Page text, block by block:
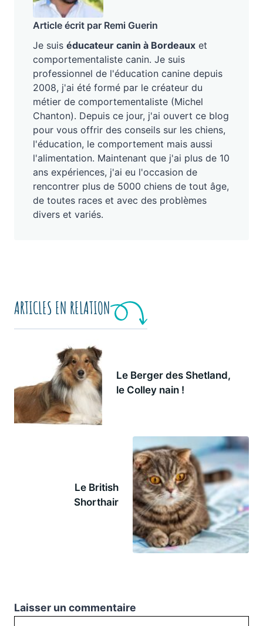
Article écrit par Remi Guerin
Je suis éducateur canin à Bordeaux et
comportementaliste canin. Je suis
professionnel de l'éducation canine depuis
2008, j'ai été formé par le créateur du
métier de comportementaliste (Michel
Chanton). Depuis ce jour, j'ai ouvert ce blog
pour vous offrir des conseils sur les chiens,
l'éducation, le comportement mais aussi
l'alimentation. Maintenant que j'ai plus de 10
ans expériences, j'ai eu l'occasion de
rencontrer plus de 5000 chiens de tout âge,
de toutes races et avec des problèmes
divers et variés.
ARTICLES EN RELATION
Le Berger des Shetland,
le Colley nain !
Le British
Shorthair
Laisser un commentaire